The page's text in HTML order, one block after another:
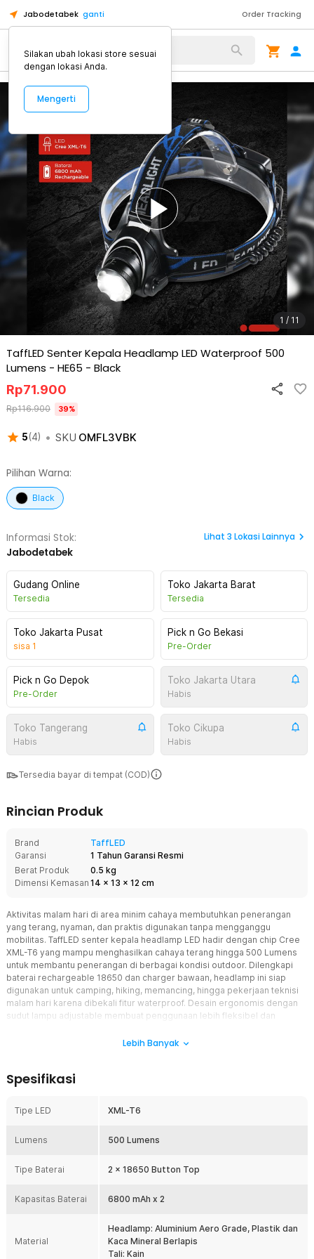
Jabodetabek ganti Order Tracking
Alat Kopi
1 / 11
TaffLED Senter Kepala Headlamp LED Waterproof 500
Lumens - HE65 - Black
5(4) • SKU OMFL3VBK
Rp71.900
Rp116.900 39%
Pilihan Warna:
Black
Informasi Stok:
Jabodetabek
Lihat 3 Lokasi Lainnya
Gudang Online
Tersedia
Toko Jakarta Barat
Tersedia
Toko Jakarta Pusat
sisa 1
Pick n Go Bekasi
Pre-Order
Pick n Go Depok
Pre-Order
Toko Jakarta Utara
Habis
Toko Tangerang
Habis
Toko Cikupa
Habis
Tersedia bayar di tempat (COD)
Rincian Produk
Brand
TaffLED
Garansi
1 Tahun Garansi Resmi
Berat Produk
0.5 kg
Dimensi Kemasan 14 x 13 x 12 cm
Aktivitas malam hari di area minim cahaya membutuhkan penerangan
yang terang, nyaman, dan praktis digunakan tanpa mengganggu
mobilitas. TaffLED senter kepala headlamp LED hadir dengan chip Cree
XML-T6 yang mampu menghasilkan cahaya terang hingga 500 Lumens
untuk membantu penerangan di berbagai kondisi outdoor. Dilengkapi
baterai rechargeable 18650 dan charger bawaan, headlamp ini siap
digunakan untuk camping, hiking, memancing, hingga pekerjaan teknisi
malam hari karena dibekali fitur waterproof. Desain ergonomis dengan
sudut lampu adjustable membuat penggunaan lebih fleksibel dan
Cree XML-T6 LED Super Terang
menghasilkan cahaya hingga 500 Lumens dengan intensitas terang
dan stabil. Sorot lampu membantu pengguna melihat area sekitar
sangat cocok digunakan untuk aktivitas outdoor seperti hiking,
Performa LED juga lebih hemat daya dan tahan lama untuk
3 Mode Pencahayaan Serbaguna
dan Strobe yang dapat disesuaikan dengan kebutuhan
penggunaan. Mode High cocok untuk penerangan maksimal di area
gelap, sedangkan mode Low membantu menghemat daya baterai.
Lebih Banyak
Spesifikasi
Tipe LED XML-T6
Lumens 500 Lumens
Tipe Baterai 2 x 18650 Button Top
Kapasitas Baterai 6800 mAh x 2
Material
Headlamp: Aluminium Aero Grade, Plastik dan
Kaca Mineral Berlapis
Tali: Kain
Silakan ubah lokasi store sesuai
dengan lokasi Anda.
Mengerti